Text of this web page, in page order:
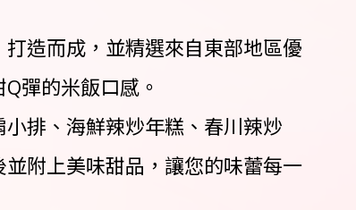
造而成，並精選來自東部地區優
彈的米飯口感。
排、海鮮辣炒年糕、春川辣炒
附上美味甜品，讓您的味蕾每一